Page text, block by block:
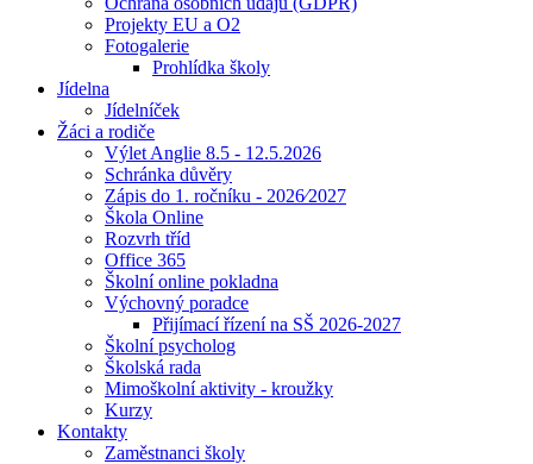
Projekty EU a O2
Fotogalerie
Prohlídka školy
Jídelna
Jídelníček
Žáci a rodiče
Výlet Anglie 8.5 - 12.5.2026
Schránka důvěry
Zápis do 1. ročníku - 2026⁄2027
Škola Online
Rozvrh tříd
Office 365
Školní online pokladna
Výchovný poradce
Přijímací řízení na SŠ 2026-2027
Školní psycholog
Školská rada
Mimoškolní aktivity - kroužky
Kurzy
Kontakty
Zaměstnanci školy